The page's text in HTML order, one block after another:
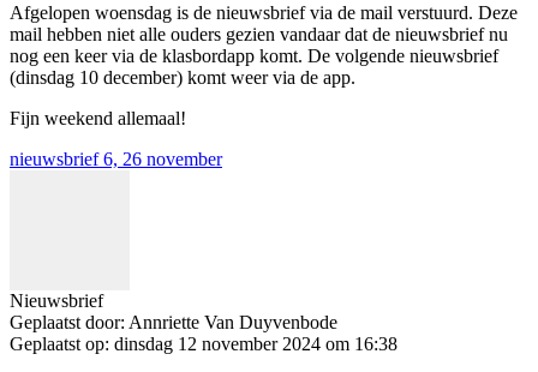
Afgelopen woensdag is de nieuwsbrief via de mail verstuurd. Deze
mail hebben niet alle ouders gezien vandaar dat de nieuwsbrief nu
nog een keer via de klasbordapp komt. De volgende nieuwsbrief
(dinsdag 10 december) komt weer via de app.
Fijn weekend allemaal!
nieuwsbrief 6, 26 november
Nieuwsbrief
Geplaatst door: Annriette Van Duyvenbode
Geplaatst op: dinsdag 12 november 2024 om 16:38